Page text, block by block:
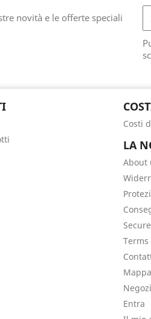
novità e le offerte speciali
Costi
LA
About
Negozi
Entra